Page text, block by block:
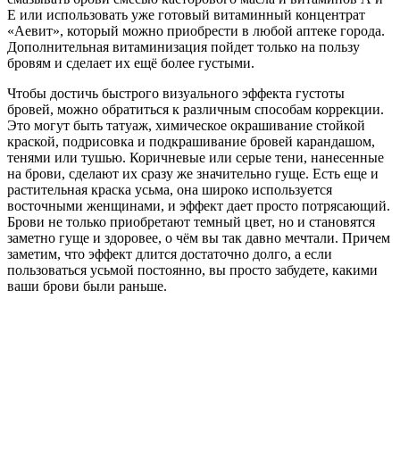
Е или использовать уже готовый витаминный концентрат
«Аевит», который можно приобрести в любой аптеке города.
Дополнительная витаминизация пойдет только на пользу
бровям и сделает их ещё более густыми.
Чтобы достичь быстрого визуального эффекта густоты
бровей, можно обратиться к различным способам коррекции.
Это могут быть татуаж, химическое окрашивание стойкой
краской, подрисовка и подкрашивание бровей карандашом,
тенями или тушью. Коричневые или серые тени, нанесенные
на брови, сделают их сразу же значительно гуще. Есть еще и
растительная краска усьма, она широко используется
восточными женщинами, и эффект дает просто потрясающий.
Брови не только приобретают темный цвет, но и становятся
заметно гуще и здоровее, о чём вы так давно мечтали. Причем
заметим, что эффект длится достаточно долго, а если
пользоваться усьмой постоянно, вы просто забудете, какими
ваши брови были раньше.